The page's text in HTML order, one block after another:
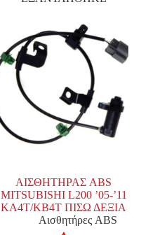
ΑΙΣΘΗΤΗΡΑΣ ABS
MITSUBISHI L200 ’05-’11
KA4T/KB4T ΠΙΣΩ ΔΕΞΙΑ
Αισθητήρες ABS